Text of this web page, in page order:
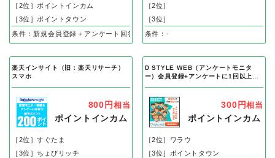
［2位］ポイントインカム
［3位］ポイントタウン
条件：新規会員登録＋アンケート回答
［2位］
［3位］
条件：-
楽天インサイト（旧：楽天リサーチ）
スマホ
800円 相当
ポイントインカム
［2位］すぐたま
［3位］ちょびリッチ
D STYLE WEB（アンケートモニタ
ー）会員登録+アンケートに1回以上回
300円相当
ポイントインカム
［2位］ワラウ
［3位］ポイントタウン